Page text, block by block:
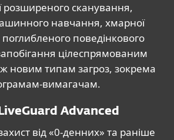
розширеного сканування,
навчання, хмарної
поглибленого поведінкового
цілеспрямованим
новим типам загроз, зокрема
вимагачам.
LiveGuard Advanced
від «0-денних» та раніше